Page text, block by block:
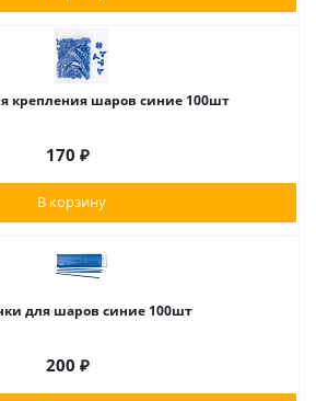
крепления шаров синие 100шт
170 ₽
В корзину
для шаров синие 100шт
200 ₽